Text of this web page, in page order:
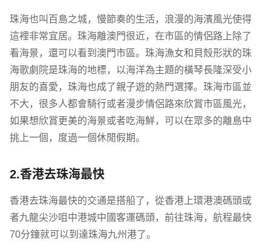
珠海也叫百島之城，慢節奏的生活，浪漫的海濱風光使得
這裡非常宜居。珠海離澳門很近，在市區的情侶路上除了
看海景，還可以看到澳門市區。珠海漁女和貝殼形狀的珠
海歌劇院是珠海的地標，以海洋為主題的橫琴長隆深受小
朋友的喜愛，珠海也成了親子遊的熱門選擇。珠海市區並
不大，很多人都會騎行或者漫步情侶路來欣賞市區風光，
如果想欣賞更美的海景或者吃海鮮，可以在眾多的離島中
挑上一個，度過一個休閒假期。
2.香港去珠海最快
香港去珠海最快的交通是搭船了，從香港上環港澳碼頭或
者九龍尖沙咀中港城中國客運碼頭，前往珠海，航程最快
70分鐘就可以到達珠海九州港了。